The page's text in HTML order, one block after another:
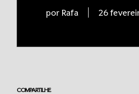
por Rafa 26
COMPARTILHE